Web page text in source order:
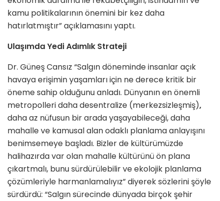
kamu politikalarının önemini bir kez daha
hatırlatmıştır” açıklamasını yaptı.
Ulaşımda Yedi Adımlık Strateji
Dr. Güneş Cansız “Salgın döneminde insanlar açık
havaya erişimin yaşamları için ne derece kritik bir
öneme sahip olduğunu anladı. Dünyanın en önemli
metropolleri daha desentralize (merkezsizleşmiş),
daha az nüfusun bir arada yaşayabileceği, daha
mahalle ve kamusal alan odaklı planlama anlayışını
benimsemeye başladı. Bizler de kültürümüzde
halihazırda var olan mahalle kültürünü ön plana
çıkartmalı, bunu sürdürülebilir ve ekolojik planlama
çözümleriyle harmanlamalıyız” diyerek sözlerini şöyle
sürdürdü: “Salgın sürecinde dünyada birçok şehir